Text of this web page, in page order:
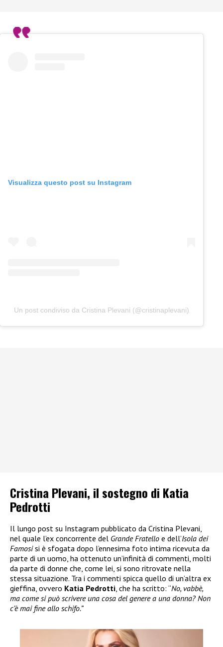
Visualizza questo post su Instagram
Un post condiviso da Cristina Plevani (@cristinaplevani)
Cristina Plevani, il sostegno di Katia
Pedrotti
Il lungo post su Instagram pubblicato da Cristina Plevani,
nel quale l’ex concorrente del Grande Fratello e dell’Isola dei
Famosisi è sfogata dopo l’ennesima foto intima ricevuta da
parte di un uomo, ha ottenuto un’infinità di commenti, molti
da parte di donne che, come lei, si sono ritrovate nella
stessa situazione. Tra i commenti spicca quello di un’altra ex
gieffina, ovvero Katia Pedrotti, che ha scritto: “No, vabbè,
ma come si può scrivere una cosa del genere a una donna? Non
c’è mai fine allo schifo.”